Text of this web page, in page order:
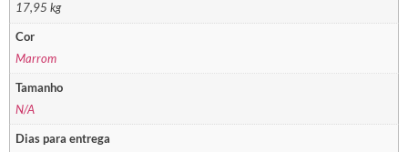
17,95 kg
Cor
Marrom
Tamanho
N/A
Dias para entrega